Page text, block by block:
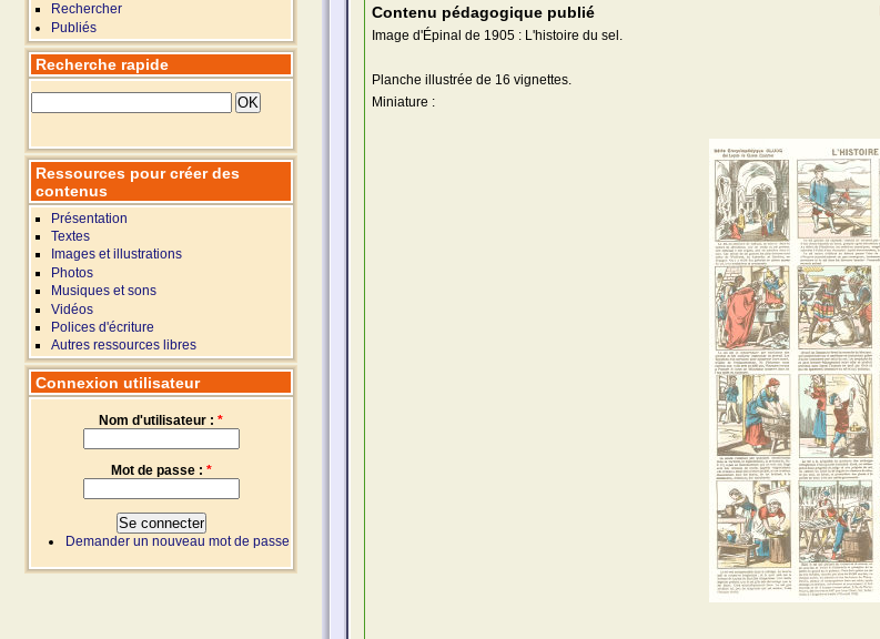
Contenu pédagogique publié
Image d'Épinal de 1905 : L'histoire du sel.
Planche illustrée de 16 vignettes.
Miniature :
Rechercher
Publiés
Recherche rapide
Ressources pour créer des
contenus
Présentation
Textes
Images et illustrations
Photos
Musiques et sons
Vidéos
Polices d'écriture
Autres ressources libres
Connexion utilisateur
Nom d'utilisateur : *
Mot de passe : *
Demander un nouveau mot de passe